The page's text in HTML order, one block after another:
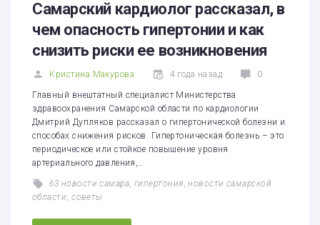
Самарский кардиолог рассказал, в
чем опасность гипертонии и как
снизить риски ее возникновения
Кристина Макурова 4 года назад 0
Главный внештатный специалист Министерства
здравоохранения Самарской области по кардиологии
Дмитрий Дупляков рассказал о гипертонической болезни и
способах снижения рисков. Гипертоническая болезнь – это
периодическое или стойкое повышение уровня
артериального давления,…
63 новости самара ,гипертония ,новости самарской
области ,советы